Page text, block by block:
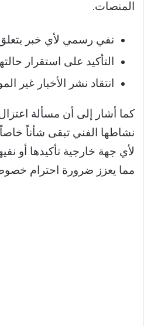
المنصات.
نفي رسمي لأي خبر يتعلق
التأكيد على استقرار
انتقاد نشر الأخبار غير
كما أشار إلى أن مسألة
نشاطها الفني تبقى شأناً خاصاً
لأي جهة خارجية تأكيدها أو
مما يعزز ضرورة احترام